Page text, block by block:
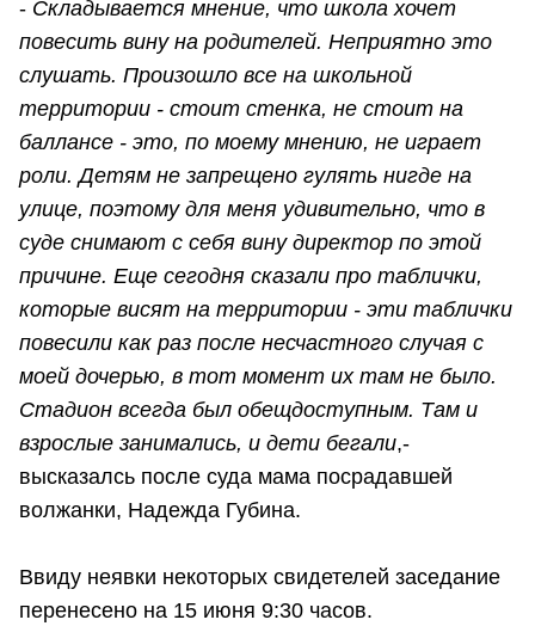
- Складывается мнение, что школа хочет
повесить вину на родителей. Неприятно это
слушать. Произошло все на школьной
территории - стоит стенка, не стоит на
баллансе - это, по моему мнению, не играет
роли. Детям не запрещено гулять нигде на
улице, поэтому для меня удивительно, что в
суде снимают с себя вину директор по этой
причине. Еще сегодня сказали про таблички,
которые висят на территории - эти таблички
повесили как раз после несчастного случая с
моей дочерью, в тот момент их там не было.
Стадион всегда был обещдоступным. Там и
взрослые занимались, и дети бегали,-
высказалсь после суда мама посрадавшей
волжанки, Надежда Губина.
Ввиду неявки некоторых свидетелей заседание
перенесено на 15 июня 9:30 часов.